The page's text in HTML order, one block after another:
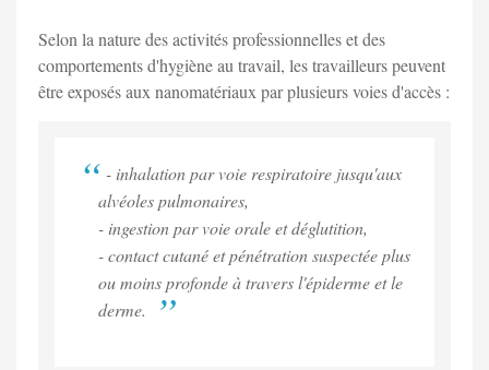
Selon la nature des activités professionnelles et des
comportements d'hygiène au travail, les travailleurs peuvent
être exposés aux nanomatériaux par plusieurs voies d'accès :
- inhalation par voie respiratoire jusqu'aux
alvéoles pulmonaires,
- ingestion par voie orale et déglutition,
- contact cutané et pénétration suspectée plus
ou moins profonde à travers l'épiderme et le
derme.